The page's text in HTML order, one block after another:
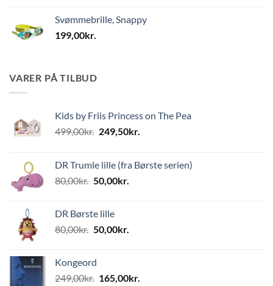
Svømmebrille, Snappy
199,00kr.
VARER PÅ TILBUD
Kids by Friis Princess on The Pea
499,00kr. Den
var:
499,00kr..
249,50kr.
er:
DR Trumle lille (fra Børste serien)
80,00kr. Den
var:
80,00kr..
50,00kr.
50,00kr..
DR Børste lille
80,00kr. Den
var:
80,00kr..
50,00kr.
50,00kr..
Kongeord
249,00kr. Den
165,00kr.